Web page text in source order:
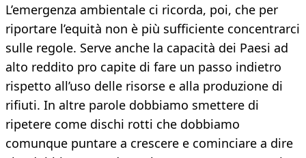
L’emergenza ambientale ci ricorda, poi, che per
riportare l’equità non è più sufficiente concentrarci
sulle regole. Serve anche la capacità dei Paesi ad
alto reddito pro capite di fare un passo indietro
rispetto all’uso delle risorse e alla produzione di
rifiuti. In altre parole dobbiamo smettere di
ripetere come dischi rotti che dobbiamo
comunque puntare a crescere e cominciare a dire